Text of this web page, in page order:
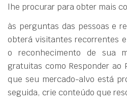
lhe procurar para obter mais
às perguntas das pessoas e
obterá visitantes recorrentes
o reconhecimento de sua
gratuitas como Responder ao
que seu mercado-alvo está
seguida, crie conteúdo que